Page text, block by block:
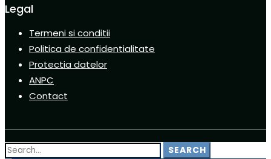
Legal
Termeni si conditii
Politica de confidentialitate
Protectia datelor
ANPC
Contact
Search
SEARCH